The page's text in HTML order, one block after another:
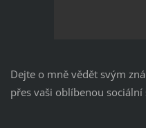
Dejte o mně vědět svým
přes vaši oblíbenou